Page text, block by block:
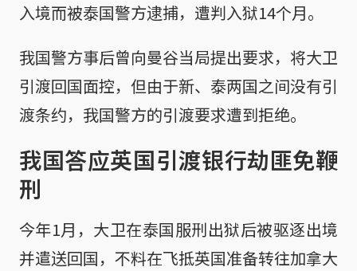
入境而被泰国警方逮捕，遭判入狱14个月。
我国警方事后曾向曼谷当局提出要求，将大卫
引渡回国面控，但由于新、泰两国之间没有引
渡条约，我国警方的引渡要求遭到拒绝。
我国答应英国引渡银行劫匪免鞭
刑
今年1月，大卫在泰国服刑出狱后被驱逐出境
并遣送回国，不料在飞抵英国准备转往加拿大